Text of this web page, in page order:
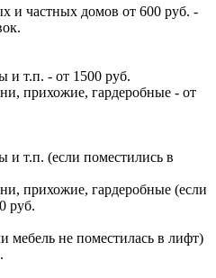
частных домов от 600 руб. -
т.п. - от 1500 руб.
прихожие, гардеробные - от
т.п. (если поместились в
прихожие, гардеробные (если
руб.
мебель не поместилась в лифт)